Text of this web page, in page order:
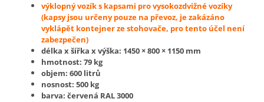
výklopný vozík s kapsami pro vysokozdvižné vozíky
(kapsy jsou určeny pouze na převoz, je zakázáno
vyklápět kontejner ze stohovače, pro tento účel není
zabezpečen)
délka x šířka x výška: 1450 × 800 × 1150 mm
hmotnost: 79 kg
objem: 600 litrů
nosnost: 500 kg
barva: červená RAL 3000